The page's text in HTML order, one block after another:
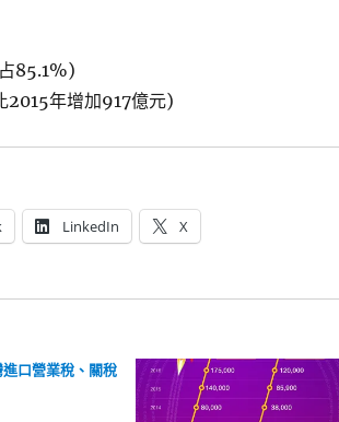
85.1%)
2015年增加917億元)
LinkedIn X
口營業稅、關稅